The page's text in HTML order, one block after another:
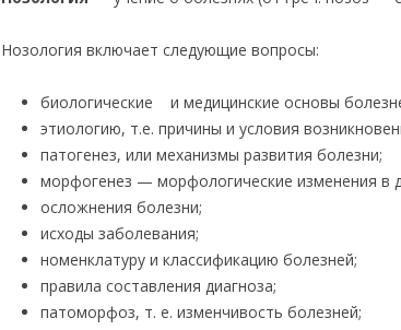
Нозология включает следующие вопросы:
биологические и медицинские основы
этиологию, т.е. причины и условия
патогенез, или механизмы развития болезни;
морфогенез — морфологические изменения в
осложнения болезни;
исходы заболевания;
номенклатуру и классификацию болезней;
правила составления диагноза;
патоморфоз, т. е. изменчивость болезней;